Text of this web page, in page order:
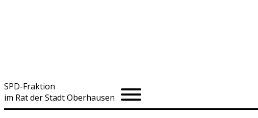
SPD-Fraktion
im Rat der Stadt Oberhausen